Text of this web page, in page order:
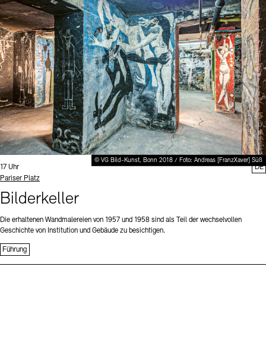
Stellenangebote Newsletter Presse
Nachhaltigkeit Kontakt
Digitale Sammlungen Exil-Archive
© VG Bild-Kunst, Bonn 2018 / Foto: Andreas [FranzXaver] Süß
Uhrzeit:
17 Uhr
Standort
Pariser Platz
Bilderkeller
Die erhaltenen Wandmalereien von 1957 und 1958 sind als Teil der wechselvollen
Geschichte von Institution und Gebäude zu besichtigen.
Führung
DE